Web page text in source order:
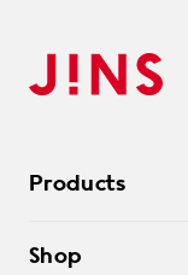
Products
サングラス
Shop